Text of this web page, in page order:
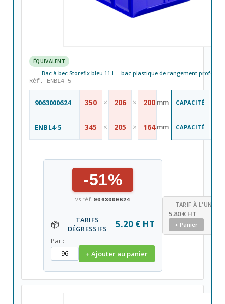
ÉQUIVALENT
Bac à bec Storefix bleu 11 L – bac plastique de rangement
Réf. ENBL4-5
9063000624 350 × 206 × 200 mm CAPACITÉ
ENBL4-5 345 × 205 × 164 mm CAPACITÉ
-51%
vs réf.9063000624
📦
TARIFS
DÉGRESSIFS
5.20 € HT
Par :
+ Ajouter au panier
TARIF À L'UNITÉ
5.80 € HT
+ Panier